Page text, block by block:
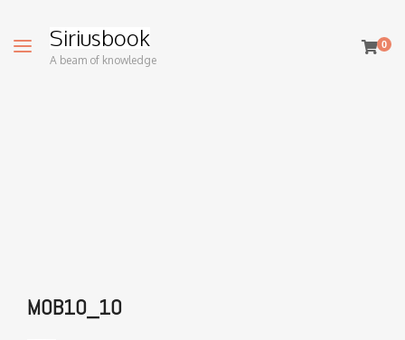
Siriusbook
A beam of knowledge
0
MOB10_10